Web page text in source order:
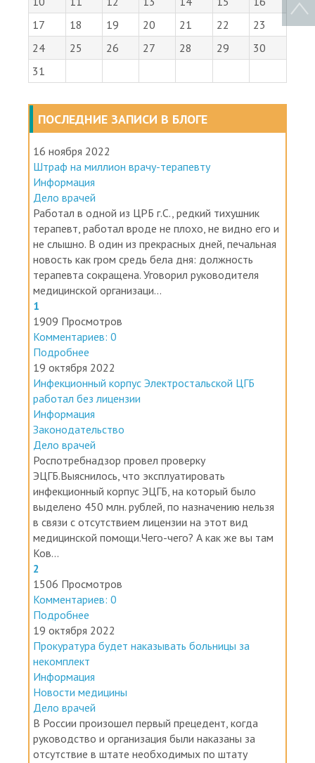
17
18 19 20 21 22
23
24
25 26 27 28 29
30
31
ПОСЛЕДНИЕ ЗАПИСИ В БЛОГЕ
16 ноября 2022
Штраф на миллион врачу-терапевту
Информация
Дело врачей
Работал в одной из ЦРБ г.С., редкий тихушник
терапевт, работал вроде не плохо, не видно его и
не слышно. В один из прекрасных дней, печальная
новость как гром средь бела дня: должность
терапевта сокращена. Уговорил руководителя
медицинской организаци...
1
1909 Просмотров
Комментариев: 0
Подробнее
19 октября 2022
Инфекционный корпус Электростальской ЦГБ
работал без лицензии
Информация
Законодательство
Дело врачей
Роспотребнадзор провел проверку
ЭЦГБ.Выяснилось, что эксплуатировать
инфекционный корпус ЭЦГБ, на который было
выделено 450 млн. рублей, по назначению нельзя
в связи с отсутствием лицензии на этот вид
медицинской помощи.Чего-чего? А как же вы там
Ков...
2
1506 Просмотров
Комментариев: 0
Подробнее
19 октября 2022
Прокуратура будет наказывать больницы за
некомплект
Информация
Новости медицины
Дело врачей
В России произошел первый прецедент, когда
руководство и организация были наказаны за
отсутствие в штате необходимых по штату